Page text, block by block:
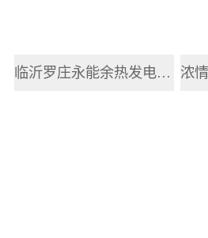
临沂罗庄永能余热发电有限公司开展2025年职工端午节主题活动